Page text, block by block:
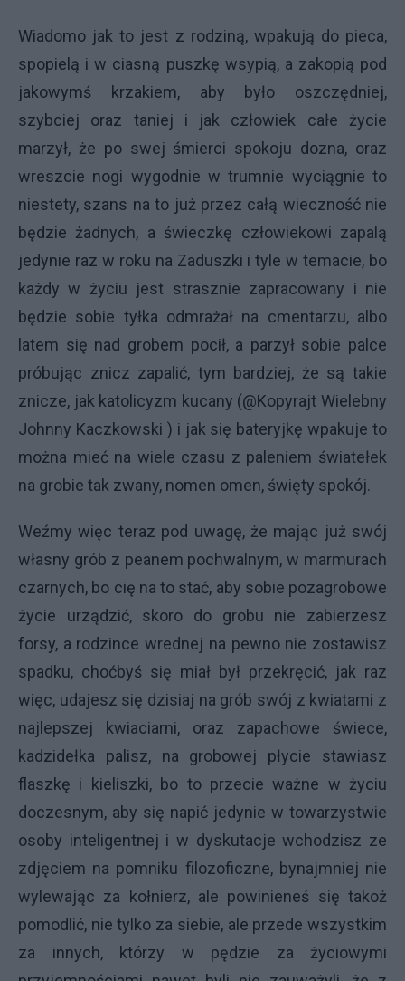
Wiadomo jak to jest z rodziną, wpakują do pieca,
spopielą i w ciasną puszkę wsypią, a zakopią pod
jakowymś krzakiem, aby było oszczędniej,
szybciej oraz taniej i jak człowiek całe życie
marzył, że po swej śmierci spokoju dozna, oraz
wreszcie nogi wygodnie w trumnie wyciągnie to
niestety, szans na to już przez całą wieczność nie
będzie żadnych, a świeczkę człowiekowi zapalą
jedynie raz w roku na Zaduszki i tyle w temacie, bo
każdy w życiu jest strasznie zapracowany i nie
będzie sobie tyłka odmrażał na cmentarzu, albo
latem się nad grobem pocił, a parzył sobie palce
próbując znicz zapalić, tym bardziej, że są takie
znicze, jak katolicyzm kucany (@Kopyrajt Wielebny
Johnny Kaczkowski ) i jak się bateryjkę wpakuje to
można mieć na wiele czasu z paleniem światełek
na grobie tak zwany, nomen omen, święty spokój.
Weźmy więc teraz pod uwagę, że mając już swój
własny grób z peanem pochwalnym, w marmurach
czarnych, bo cię na to stać, aby sobie pozagrobowe
życie urządzić, skoro do grobu nie zabierzesz
forsy, a rodzince wrednej na pewno nie zostawisz
spadku, choćbyś się miał był przekręcić, jak raz
więc, udajesz się dzisiaj na grób swój z kwiatami z
najlepszej kwiaciarni, oraz zapachowe świece,
kadzidełka palisz, na grobowej płycie stawiasz
flaszkę i kieliszki, bo to przecie ważne w życiu
doczesnym, aby się napić jedynie w towarzystwie
osoby inteligentnej i w dyskutacje wchodzisz ze
zdjęciem na pomniku filozoficzne, bynajmniej nie
wylewając za kołnierz, ale powinieneś się takoż
pomodlić, nie tylko za siebie, ale przede wszystkim
za innych, którzy w pędzie za życiowymi